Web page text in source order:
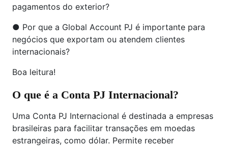
pagamentos do exterior?
● Por que a Global Account PJ é importante para
negócios que exportam ou atendem clientes
internacionais?
Boa leitura!
O que é a Conta PJ Internacional?
Uma Conta PJ Internacional é destinada a empresas
brasileiras para facilitar transações em moedas
estrangeiras, como dólar. Permite receber